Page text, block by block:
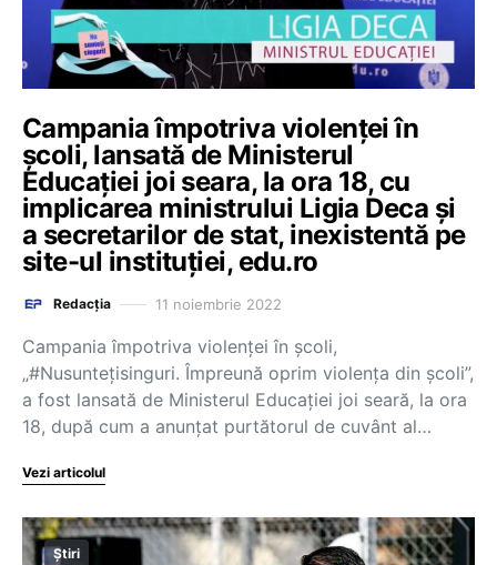
Campania împotriva violenței în
școli, lansată de Ministerul
Educației joi seara, la ora 18, cu
implicarea ministrului Ligia Deca și
a secretarilor de stat, inexistentă pe
site-ul instituției, edu.ro
Redacția 11 noiembrie 2022
Campania împotriva violenței în școli,
„#Nusuntețisinguri. Împreună oprim violența din școli”,
a fost lansată de Ministerul Educației joi seară, la ora
18, după cum a anunțat purtătorul de cuvânt al…
Vezi articolul
Știri